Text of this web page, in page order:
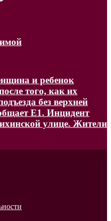
и ребенок
того, как их
без верхней
Е1. Инцидент
улице. Жители